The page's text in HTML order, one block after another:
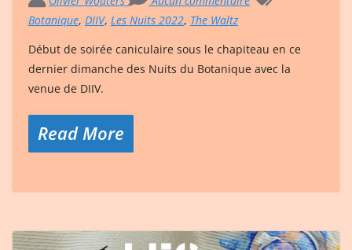
Botanique, DIIV, Les Nuits 2022, The Waltz
Début de soirée caniculaire sous le chapiteau en ce
dernier dimanche des Nuits du Botanique avec la
venue de DIIV.
Read More